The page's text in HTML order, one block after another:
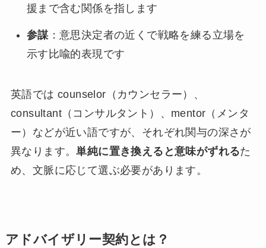
援まで含む関係を指します
参謀 ：意思決定者の近くで戦略を練る立場を
示す比喩的表現です
英語では counselor（カウンセラー）、
consultant（コンサルタント）、mentor（メンタ
ー）などが近い語ですが、それぞれ関与の深さが
異なります。単純に置き換えると意味がずれるた
め、文脈に応じて選ぶ必要があります。
アドバイザリー契約とは？